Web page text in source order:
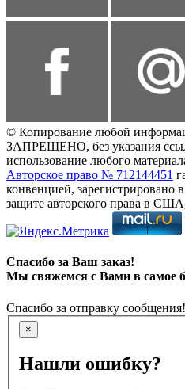
© Копирование любой
ЗАПРЕЩЕНО, без указания
использование любого
Авторское право № 712144451
конвенцией,
защите авторского права в
Спасибо за Ваш заказ!
Мы свяжемся с Вами в самое
Спасибо за отправку сообщения!
×
Нашли ошибку?